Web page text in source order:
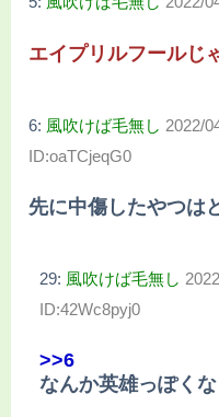
エイプリルフールじ
6: 風吹けば毛無し 2022/
ID:oaTCjeqG0
先に中傷したやつは
29: 風吹けば毛無し
ID:42Wc8pyj0
>>6
なんか英雄っぽく